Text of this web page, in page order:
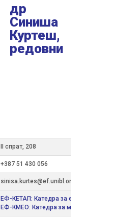
др
Синиша
Куртеш,
редовни
II спрат, 208
+387 51 430 056
sinisa.kurtes@ef.unibl.org
ЕФ-КЕТАП: Катедра за економску
ЕФ-КМЕО: Катедра за међународне